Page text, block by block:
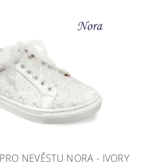
NEVĚSTU NORA - IVORY